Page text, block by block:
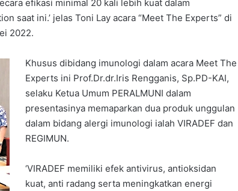
efikasi minimal 20 kali lebih kuat dalam
saat ini.’ jelas Toni Lay acara “Meet The Experts” di
2022.
Khusus dibidang imunologi dalam acara Meet The
Experts ini Prof.Dr.dr.Iris Rengganis, Sp.PD-KAI,
selaku Ketua Umum PERALMUNI dalam
presentasinya memaparkan dua produk unggulan
dalam bidang alergi imunologi ialah VIRADEF dan
REGIMUN.
‘VIRADEF memiliki efek antivirus, antioksidan
kuat, anti radang serta meningkatkan energi